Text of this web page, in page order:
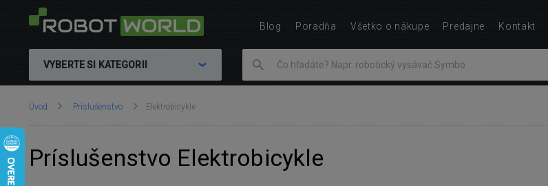
VYBERTE SI KATEGORII
Nachádzate
Úvod Príslušenstvo Elektrobicykle
Príslušenstvo Elektrobicykle
Blog Poradňa Všetko o nákupe Predajne Kontakt